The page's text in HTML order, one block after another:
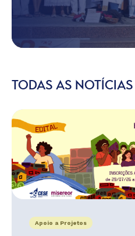
TODAS AS NOTÍCIAS
Apoio a Projetos